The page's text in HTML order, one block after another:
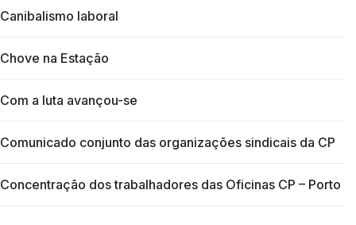
Canibalismo laboral
Chove na Estação
Com a luta avançou-se
Comunicado conjunto das organizações sindicais da CP
Concentração dos trabalhadores das Oficinas CP – Porto